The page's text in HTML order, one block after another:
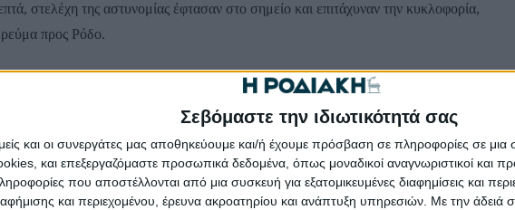
Σεβόμαστε την ιδιωτικότητά σας
και οι συνεργάτες μας αποθηκεύουμε και/ή έχουμε πρόσβαση σε πληροφορίες σε
και επεξεργαζόμαστε προσωπικά δεδομένα, όπως μοναδικοί αναγνωριστικοί και
που αποστέλλονται από μια συσκευή για εξατομικευμένες διαφημίσεις και
και περιεχομένου, έρευνα ακροατηρίου και ανάπτυξη υπηρεσιών. Με την άδειά
στελέχη της αστυνομίας έφτασαν στο σημείο και επιτάχυναν την κυκλοφορία,
ρεύμα προς Ρόδο.